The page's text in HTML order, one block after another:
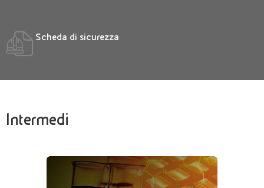
Scheda di sicurezza
Intermedi